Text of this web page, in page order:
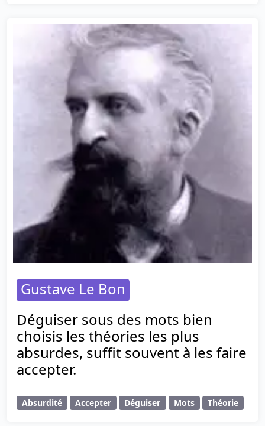
Gustave Le Bon
Déguiser sous des mots bien
choisis les théories les plus
absurdes, suffit souvent à les faire
accepter.
Absurdité Accepter Déguiser Mots Théorie